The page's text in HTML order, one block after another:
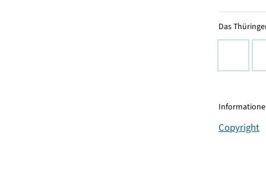
Das
Copyright